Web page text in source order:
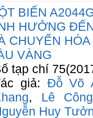
BIẾN
HƯỞNG
CHUYỂN
VÀNG
tạp chí
giả: Đỗ Võ
, Lê
Huy